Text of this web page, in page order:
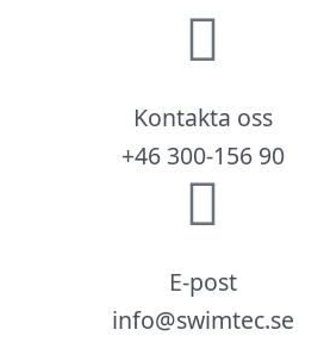
Kontakta oss
+46 300-156 90
E-post
info@swimtec.se